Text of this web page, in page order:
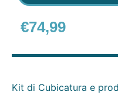
€74,99
Kit di Cubicatura e